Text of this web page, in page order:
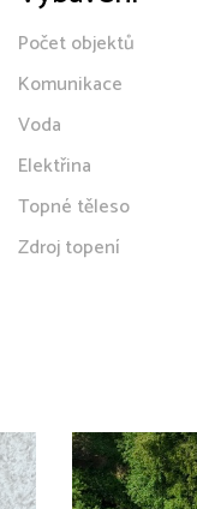
Počet objektů
Komunikace
Voda
Elektřina
Topné těleso
Zdroj topení